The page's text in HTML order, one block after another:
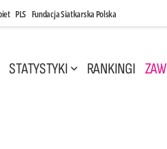
PLS Fundacja Siatkarska Polska
STATYSTYKI RANKINGI